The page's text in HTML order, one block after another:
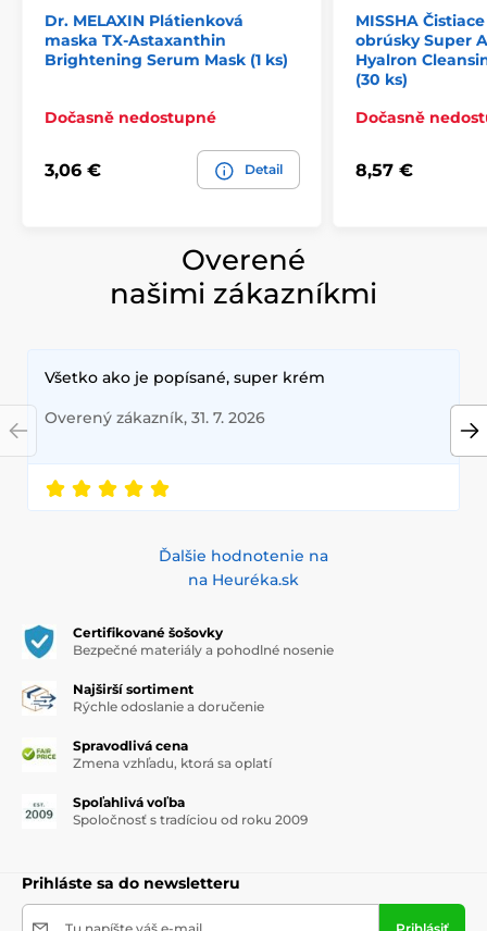
Dr. MELAXIN Plátienková
maska TX-Astaxanthin
Brightening Serum Mask (1 ks)
Dočasně nedostupné
3,06 € Detail
MISSHA
obrúsky Super
Hyalron
(30 ks)
Dočasně
8,57 €
Overené
našimi zákazníkmi
Všetko ako je popísané, super krém
Overený zákazník, 31. 7. 2026
Ďalšie hodnotenie na
na Heuréka.sk
Certifikované šošovky
Bezpečné materiály a pohodlné nosenie
Najširší sortiment
Rýchle odoslanie a doručenie
Spravodlivá cena
Zmena vzhľadu, ktorá sa oplatí
Spoľahlivá voľba
Spoločnosť s tradíciou od roku 2009
Prihláste sa do newsletteru